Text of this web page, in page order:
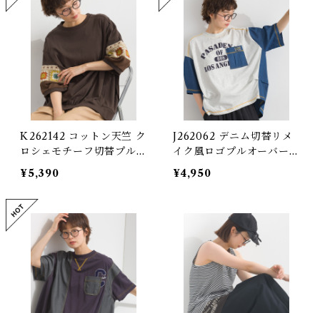
K262142 コットン天竺 ク
ロシェモチーフ切替プルオ
ーバー / Cotton Jersey
Crochet Motif Panel P
ullover
¥5,390
J262062 デニム切替リメ
イク風ロゴプルオーバー /
Denim Panel Remake-S
tyle Logo Pullover
¥4,950